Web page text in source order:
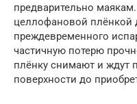
предварительно
целлофановой плёнкой
преждевременного
частичную потерю
плёнку снимают и ждут
поверхности до